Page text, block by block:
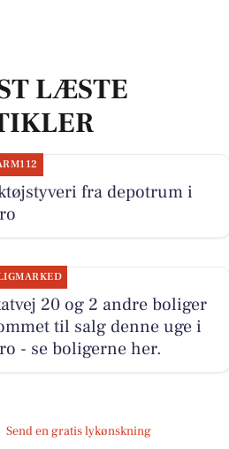
LÆSTE
fra depotrum i
20 og 2 andre boliger
til salg denne uge i
- se boligerne her.
Send en gratis lykønskning